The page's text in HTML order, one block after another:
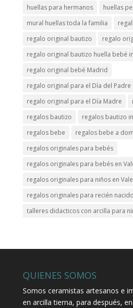
huellas para hermanos
huellas
mural huellas toda la familia
regalo original bautizo
regalo
regalo original bautizo huella bebé
regalo original bebé Madrid
regalo original para el Día del Padre
regalo original para el Día Madre
regalos bautizo
regalos bautizo
regalos bebe
regalos bebe a
regalos originales para bebés
regalos originales para bebés en
regalos originales para niños en
regalos originales para recién
talleres didacticos con arcilla para
QUIENES SOMOS
Somos ceramistas artesanos e
en arcilla tierna, para después,